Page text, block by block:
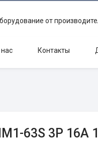
от
Контакты
63S 3P 16A